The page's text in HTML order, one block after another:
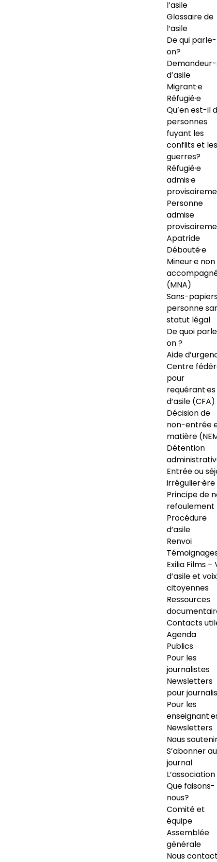
l’asile
Glossaire de
l’asile
De qui
on?
d’asile
Migrant·e
Réfugié·e
Qu’en est-il
personnes
fuyant les
conflits et les
guerres?
Réfugié·e
admis·e
Personne
admise
Apatride
Débouté·e
Mineur·e non
(MNA)
Sans-
personne
statut légal
De quoi
on ?
Aide
Centre
pour
requérant·es
d’asile (CFA)
Décision de
non-entrée
matière
Détention
Entrée ou
irrégulier·ère
Principe de
refoulement
Procédure
d’asile
Renvoi
Exilia Films –
d’asile et voix
citoyennes
Ressources
Contacts
Agenda
Publics
Pour les
journalistes
Newsletters
pour
Pour les
Newsletters
Nous
S’abonner au
journal
L’association
Que faisons-
nous?
Comité et
équipe
Assemblée
générale
Nous